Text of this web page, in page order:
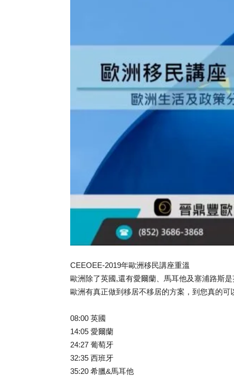
CEEOEE-2019年歐洲移民講座重溫
歐洲除了英國,還有愛爾蘭、馬耳他及塞浦路斯
歐洲有真正做到移居不移居的方案，到您真的可
08:00 英國
14:05 愛爾蘭
24:27 葡萄牙
32:35 西班牙
35:20 希臘&馬耳他